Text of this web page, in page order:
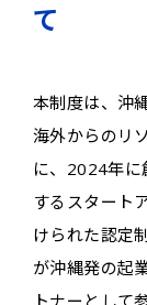
て
本制度は、沖
海外からのリ
に、2024年に
するスタート
けられた認定
が沖縄発の起
トナーとして